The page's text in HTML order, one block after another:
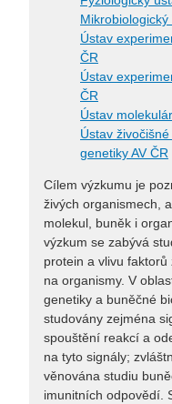
Mikrobiologický
Ústav
ČR
Ústav
ČR
Ústav
Ústav
genetiky AV ČR
Cílem výzkumu je
živých organismech,
molekul, buněk i
výzkum se zabývá
protein a vlivu
na organismy. V
genetiky a buněčné
studovány zejména
spouštění reakcí a
na tyto signály;
věnována studiu
imunitních odpovědí.